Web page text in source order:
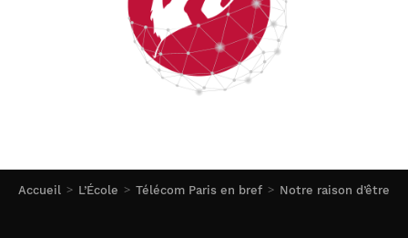
Accueil L’École Télécom Paris en bref Notre raison d’être